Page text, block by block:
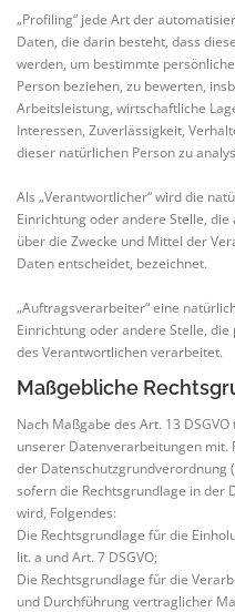
„Profiling“ jede Art der
Daten, die darin besteht, dass
werden, um bestimmte
Person beziehen, zu bewerten,
Arbeitsleistung, wirtschaftliche
Interessen, Zuverlässigkeit,
dieser natürlichen Person zu
Als „Verantwortlicher“ wird die
Einrichtung oder andere Stelle,
über die Zwecke und Mittel der
Daten entscheidet, bezeichnet.
„Auftragsverarbeiter“ eine
Einrichtung oder andere Stelle,
des Verantwortlichen verarbeitet.
Maßgebliche
Nach Maßgabe des Art. 13
unserer Datenverarbeitungen mit.
der Datenschutzgrundverordnung
sofern die Rechtsgrundlage in der
wird, Folgendes:
Die Rechtsgrundlage für die
lit. a und Art. 7 DSGVO;
Die Rechtsgrundlage für die
und Durchführung vertraglicher